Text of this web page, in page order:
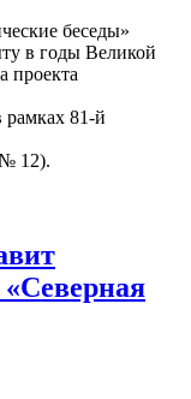
в годы Великой
проекта
рамках 81-й
12).